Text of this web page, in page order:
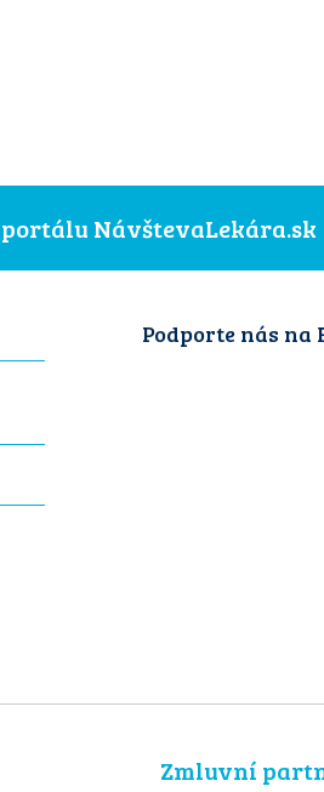
NávštevaLekára.sk
Podporte nás na
Zmluvní